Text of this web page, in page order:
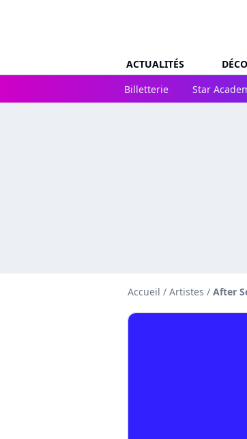
ACTUALITÉS
Billetterie
Star
Accueil / Artistes / After